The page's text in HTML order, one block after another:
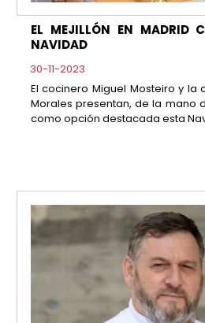
EL MEJILLÓN EN MADRID
NAVIDAD
30-11-2023
El cocinero Miguel Mosteiro y la
Morales presentan, de la mano
como opción destacada esta